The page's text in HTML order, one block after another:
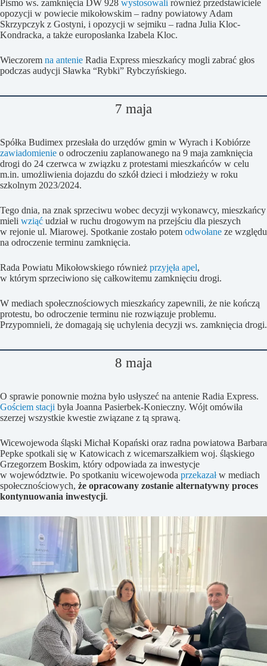
Pismo ws. zamknięcia DW 928 wystosowali również przedstawiciele
opozycji w powiecie mikołowskim – radny powiatowy Adam
Skrzypczyk z Gostyni, i opozycji w sejmiku – radna Julia Kloc-
Kondracka, a także europosłanka Izabela Kloc.
Wieczorem na antenie Radia Express mieszkańcy mogli zabrać głos
podczas audycji Sławka “Rybki” Rybczyńskiego.
7 maja
Spółka Budimex przesłała do urzędów gmin w Wyrach i Kobiórze
zawiadomienie o odroczeniu zaplanowanego na 9 maja zamknięcia
drogi do 24 czerwca w związku z protestami mieszkańców w celu
m.in. umożliwienia dojazdu do szkół dzieci i młodzieży w roku
szkolnym 2023/2024.
Tego dnia, na znak sprzeciwu wobec decyzji wykonawcy, mieszkańcy
mieli wziąć udział w ruchu drogowym na przejściu dla pieszych
w rejonie ul. Miarowej. Spotkanie zostało potem odwołane ze względu
na odroczenie terminu zamknięcia.
Rada Powiatu Mikołowskiego również przyjęła apel,
w którym sprzeciwiono się całkowitemu zamknięciu drogi.
W mediach społecznościowych mieszkańcy zapewnili, że nie kończą
protestu, bo odroczenie terminu nie rozwiązuje problemu.
Przypomnieli, że domagają się uchylenia decyzji ws. zamknięcia drogi.
8 maja
O sprawie ponownie można było usłyszeć na antenie Radia Express.
Gościem stacji była Joanna Pasierbek-Konieczny. Wójt omówiła
szerzej wszystkie kwestie związane z tą sprawą.
Wicewojewoda śląski Michał Kopański oraz radna powiatowa Barbara
Pepke spotkali się w Katowicach z wicemarszałkiem woj. śląskiego
Grzegorzem Boskim, który odpowiada za inwestycje
w województwie. Po spotkaniu wicewojewoda przekazałw mediach
społecznościowych, że opracowany zostanie alternatywny proces
kontynuowania inwestycji.